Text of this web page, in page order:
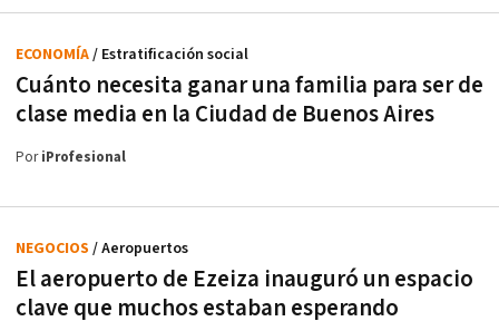
Cuánto necesita ganar una familia para ser de
clase media en la Ciudad de Buenos Aires
ECONOMÍA/ Estratificación social
PoriProfesional
El aeropuerto de Ezeiza inauguró un espacio
clave que muchos estaban esperando
NEGOCIOS / Aeropuertos